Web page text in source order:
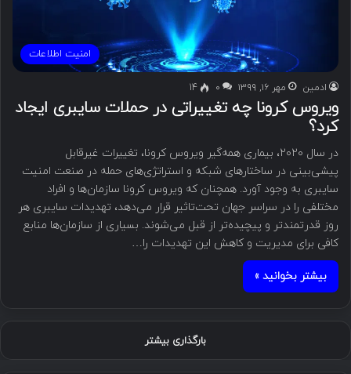
امنیت اطلاعات
ادمین مهر ۱۶, ۱۳۹۹ ۰ 14
ویروس کرونا چه تغییراتی در حملات سایبری ایجاد
کرد؟
در سال ۲۰۲۰، بیماری همه‌گیر ویروس کرونا، تغییرات غیرقابل
پیشی‌بینی در ساختارهای شبکه و استراتژی‌های حمله در صنعت امنیت
سایبری به وجود آورد. همچنان که ویروس کرونا سازمان‌ها و افراد
مختلفی را در سراسر جهان تحت‌تاثیر قرار می‌دهد، تهدیدات سایبری هر
روز قدرتمندتر و پیچیده‌تر از قبل می‌شوند. بسیاری از سازمان‌ها منابع
کافی برای مدیریت و کاهش این تهدیدات را…
بیشتر بخوانید »
بارگذاری بیشتر